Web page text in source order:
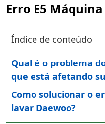
Erro E5
Índice de conteúdo
Qual é o problema
que está afetando
Como solucionar o
lavar Daewoo?